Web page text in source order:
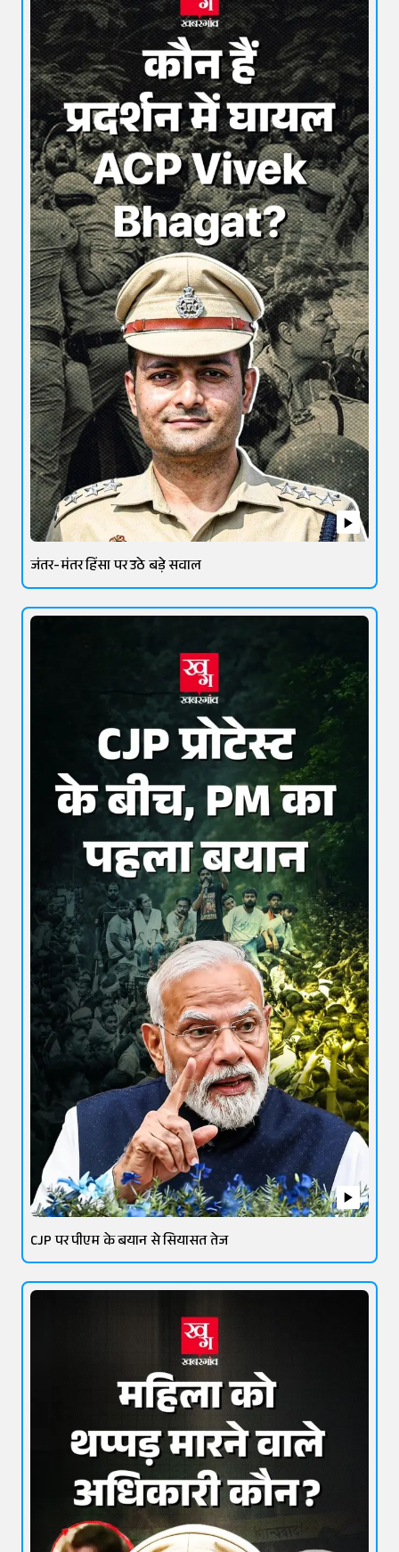
जंतर-मंतर हिंसा पर उठे बड़े सवाल
CJP पर पीएम के बयान से सियासत तेज